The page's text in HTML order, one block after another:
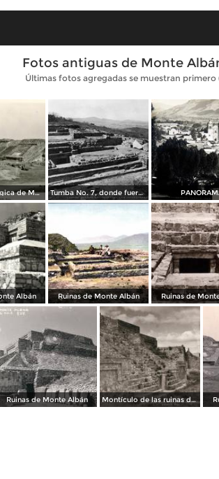
Fotos antiguas de Monte
Últimas fotos agregadas se muestran primero
Zona arqueológica de Monte Albán Tumba No. 7, donde fueron encontradas las joyas
Albán Ruinas de Monte Albán Ruinas de
Ruinas de Monte Albán Montículo de las ruinas de Monte Albán